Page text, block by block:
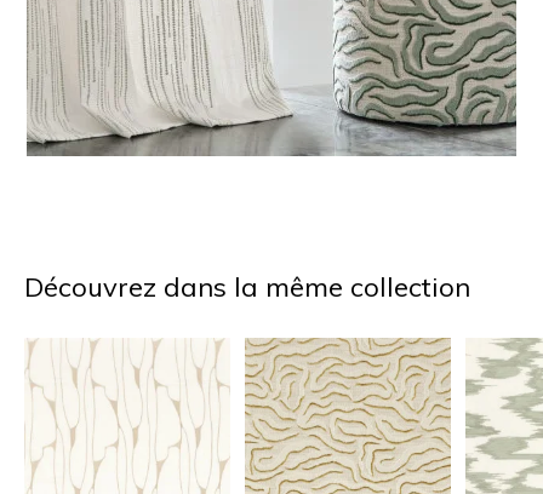
Découvrez dans la même collection